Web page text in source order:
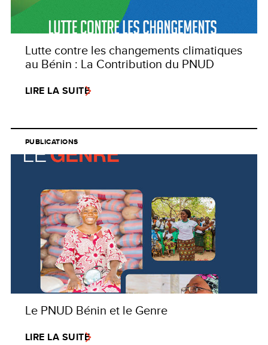
Lutte contre les changements climatiques
au Bénin : La Contribution du PNUD
LIRE LA SUITE
PUBLICATIONS
Le PNUD Bénin et le Genre
LIRE LA SUITE